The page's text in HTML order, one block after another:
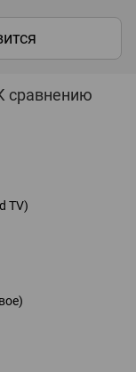
сравнению
TV)